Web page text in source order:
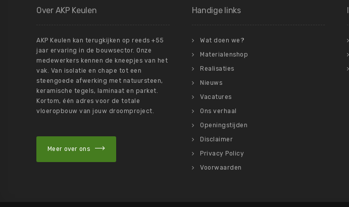
Over AKP Keulen
AKP Keulen kan terugkijken op reeds +55
jaar ervaring in de bouwsector. Onze
medewerkers kennen de kneepjes van het
vak. Van isolatie en chape tot een
steengoede afwerking met natuursteen,
keramische tegels, laminaat en parket.
Kortom, één adres voor de totale
vloeropbouw van jouw droomproject.
Meer over ons
Handige links
Wat doen we?
Materialenshop
Realisaties
Nieuws
Vacatures
Ons verhaal
Openingstijden
Disclaimer
Privacy Policy
Voorwaarden